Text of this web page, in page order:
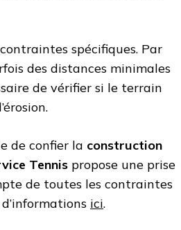
spécifiques. Par
des distances minimales
de vérifier si le terrain
de confier la construction
Tennis propose une prise
de toutes les contraintes
ici.